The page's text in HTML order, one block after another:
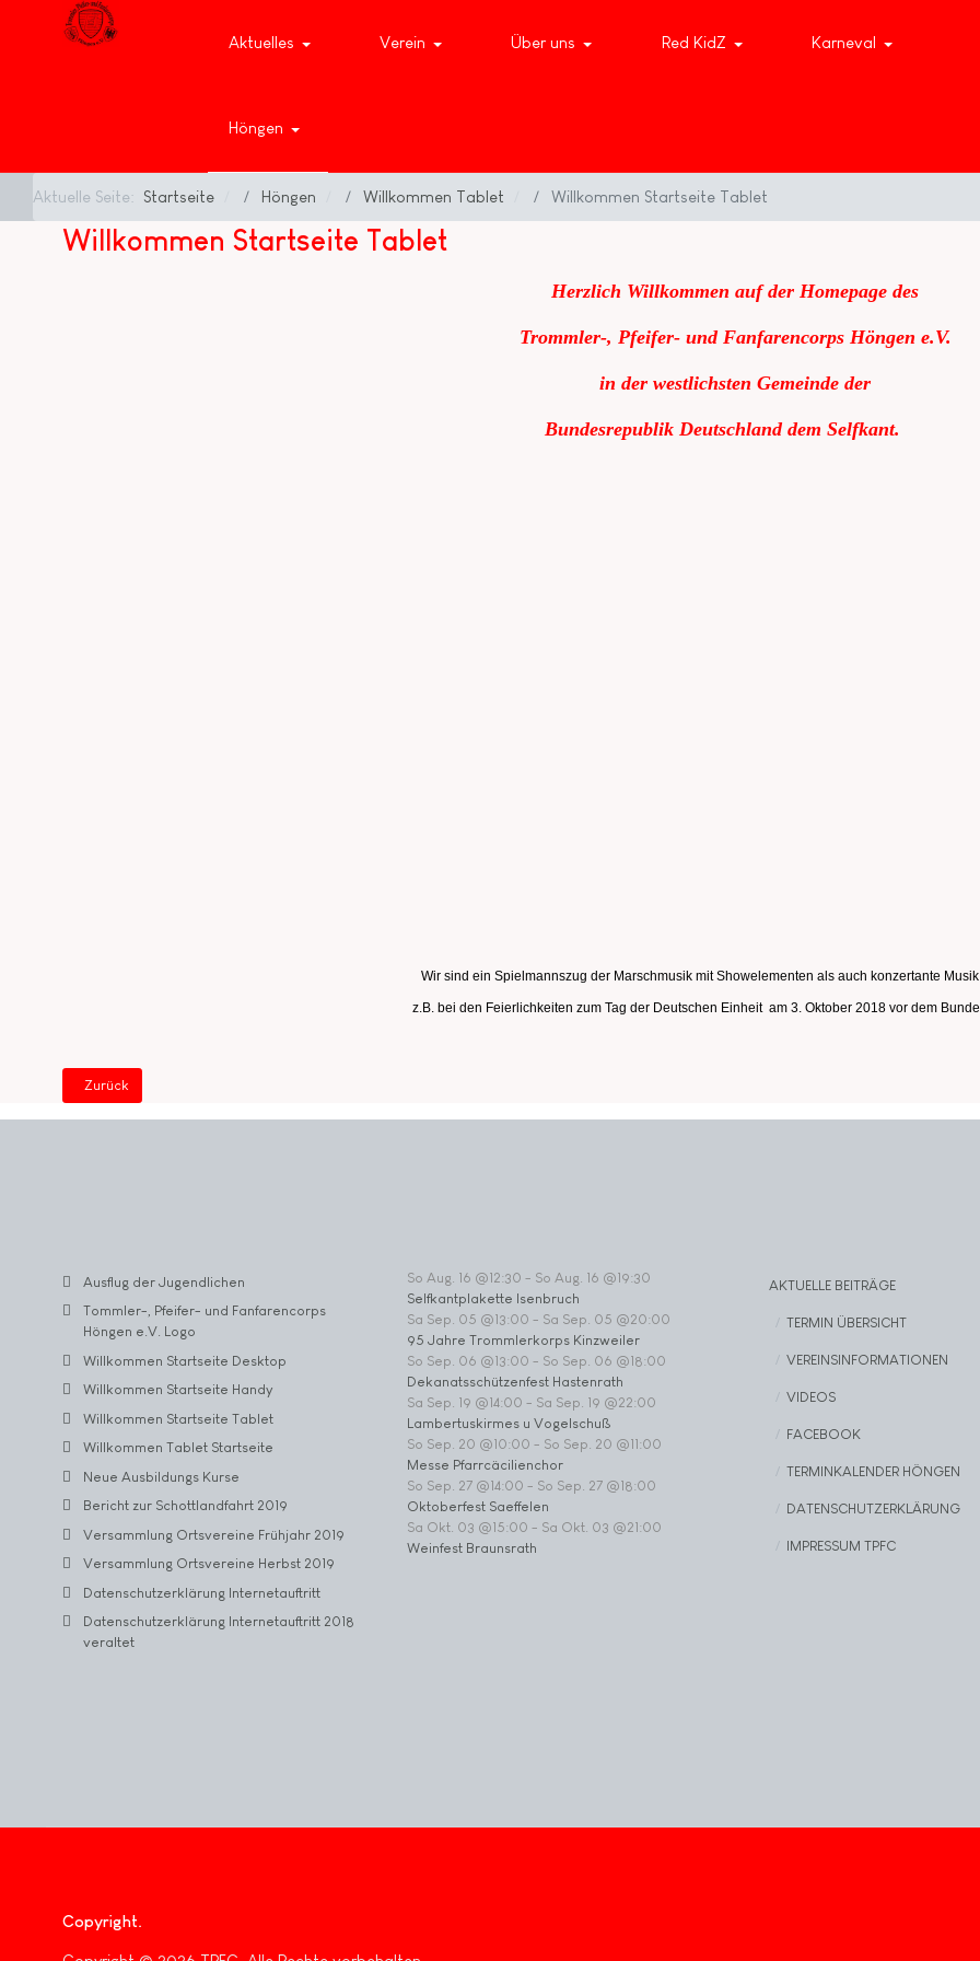
Aktuelles Verein Über uns Red KidZ Karneval
Höngen
Aktuelle Seite: Startseite Höngen Willkommen Tablet Willkommen Startseite Tablet
Willkommen Startseite Tablet
Herzlich Willkommen auf der Homepage des
Trommler-, Pfeifer- und Fanfarencorps Höngen e.V.
in der westlichsten Gemeinde der
Bundesrepublik Deutschland dem Selfkant.
Wir sind ein Spielmannszug der Marschmusik mit Showelementen als auch konzertante
z.B. bei den Feierlichkeiten zum Tag der Deutschen Einheit am 3. Oktober 2018 vor dem
Vorheriger Beitrag: Willkommen Tablet Startseite
Zurück
Ausflug der Jugendlichen
Tommler-, Pfeifer- und Fanfarencorps
Höngen e.V. Logo
Willkommen Startseite Desktop
Willkommen Startseite Handy
Willkommen Startseite Tablet
Willkommen Tablet Startseite
Neue Ausbildungs Kurse
Bericht zur Schottlandfahrt 2019
Versammlung Ortsvereine Frühjahr 2019
Versammlung Ortsvereine Herbst 2019
Datenschutzerklärung Internetauftritt
Datenschutzerklärung Internetauftritt 2018
veraltet
So Aug. 16 @12:30 - So Aug. 16 @19:30
Selfkantplakette Isenbruch
Sa Sep. 05 @13:00 - Sa Sep. 05 @20:00
95 Jahre Trommlerkorps Kinzweiler
So Sep. 06 @13:00 - So Sep. 06 @18:00
Dekanatsschützenfest Hastenrath
Sa Sep. 19 @14:00 - Sa Sep. 19 @22:00
Lambertuskirmes u Vogelschuß
So Sep. 20 @10:00 - So Sep. 20 @11:00
Messe Pfarrcäcilienchor
So Sep. 27 @14:00 - So Sep. 27 @18:00
Oktoberfest Saeffelen
Sa Okt. 03 @15:00 - Sa Okt. 03 @21:00
Weinfest Braunsrath
AKTUELLE BEITRÄGE
TERMIN ÜBERSICHT
VEREINSINFORMATIONEN
VIDEOS
FACEBOOK
TERMINKALENDER HÖNGEN
DATENSCHUTZERKLÄRUNG
IMPRESSUM TPFC
Copyright